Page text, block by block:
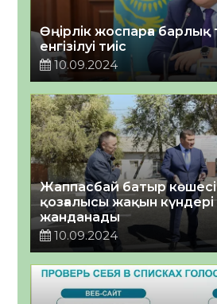
Өңірлік жоспарға
енгізілуі тиіс
10.09.2024
Жаппасбай батыр
қозғалысы жақын
жанданады
10.09.2024